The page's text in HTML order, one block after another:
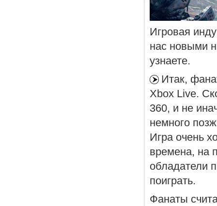
Игровая
нас новыми
узнаете.
Итак,
Xbox Live.
360, и не
немного
Игра очень
времена, на
обладатели
поиграть.
Фанаты